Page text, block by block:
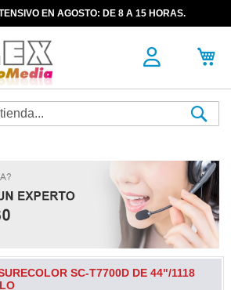
EN AGOSTO: DE 8 A 15 HORAS.
SC-T7700D DE 44"/1118